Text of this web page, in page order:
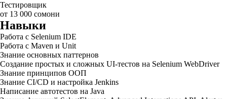
Тестировщик
от 13 000 сомони
Навыки
Работа с Selenium IDE
Работа с Maven и Unit
Знание основных паттернов
Создание простых и сложных UI-тестов на Selenium WebDriver
Знание принципов ООП
Знание CI/CD и настройка Jenkins
Написание автотестов на Java